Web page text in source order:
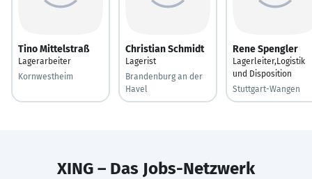
Tino Mittelstraß
Lagerarbeiter
Kornwestheim
Christian Schmidt
Lagerist
Brandenburg an der
Havel
Rene Spengler
Lagerleiter,Logistik
und Disposition
Stuttgart-Wangen
XING – Das Jobs-Netzwerk